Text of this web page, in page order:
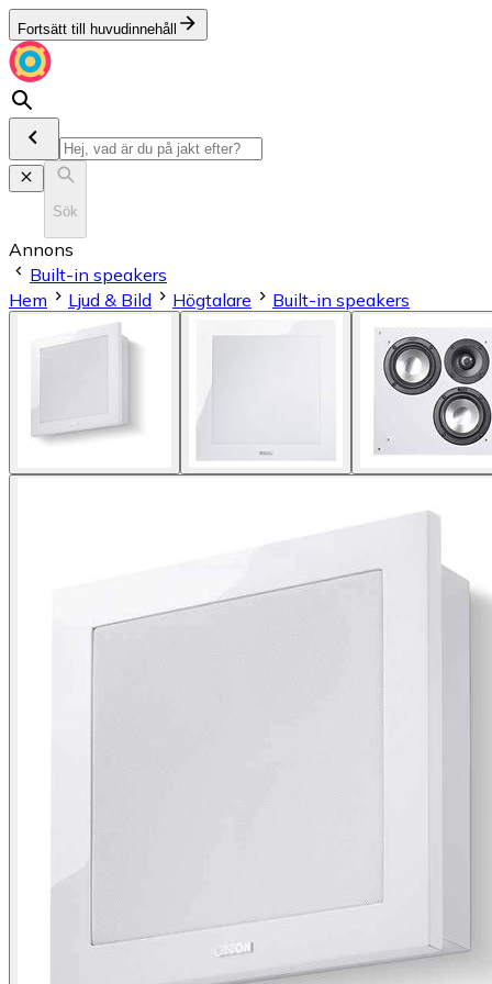
Fortsätt till huvudinnehåll
Sök
Annons
Built-in speakers
Hem
Ljud & Bild Högtalare Built-in speakers